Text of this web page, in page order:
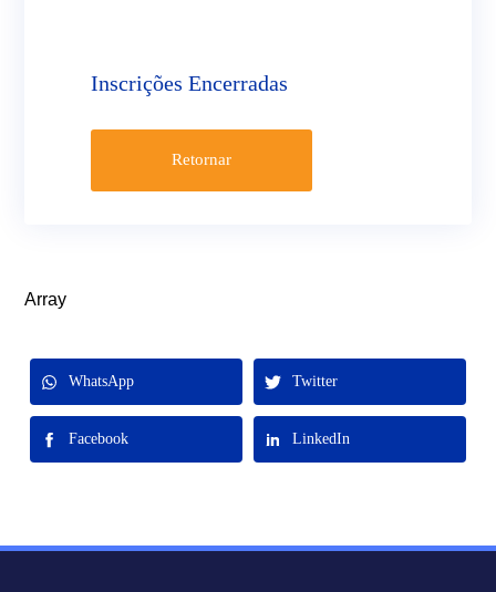
Inscrições Encerradas
Retornar
Array
WhatsApp Twitter
Facebook LinkedIn